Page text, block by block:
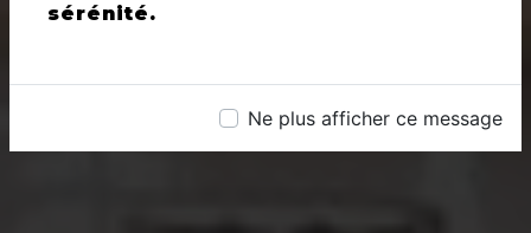
sérénité.
Ne plus afficher ce message